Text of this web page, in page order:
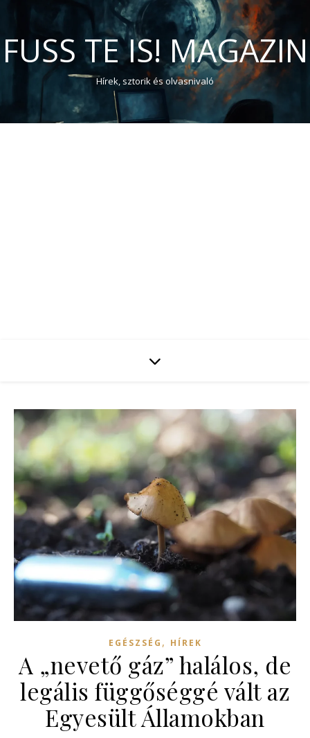
FUSS TE IS! MAGAZIN
Hírek, sztorik és olvasnivaló
EGÉSZSÉG , HÍREK
A „nevető gáz” halálos, de
legális függőséggé vált az
Egyesült Államokban